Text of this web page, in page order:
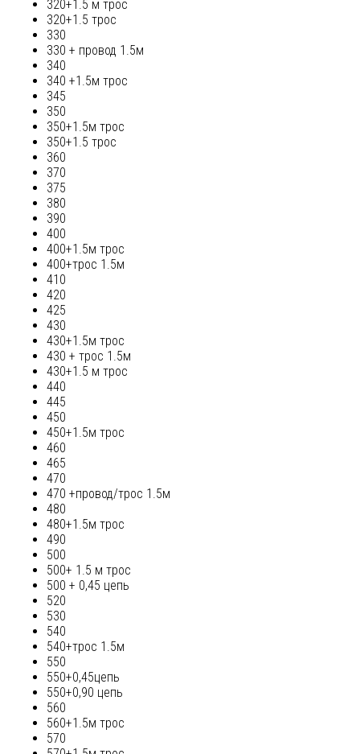
320+1.5 м трос
320+1.5 трос
330
330 + провод 1.5м
340
340 +1.5м трос
345
350
350+1.5м трос
350+1.5 трос
360
370
375
380
390
400
400+1.5м трос
400+трос 1.5м
410
420
425
430
430+1.5м трос
430 + трос 1.5м
430+1.5 м трос
440
445
450
450+1.5м трос
460
465
470
470 +провод/трос 1.5м
480
480+1.5м трос
490
500
500+ 1.5 м трос
500 + 0,45 цепь
520
530
540
540+трос 1.5м
550
550+0,45цепь
550+0,90 цепь
560
560+1.5м трос
570